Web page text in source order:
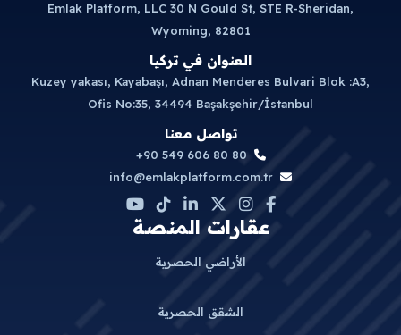
Emlak Platform, LLC 30 N Gould St, STE R-Sheridan,
Wyoming, 82801
العنوان في تركيا
Kuzey yakası, Kayabaşı, Adnan Menderes Bulvari Blok :A3,
Ofis No:35, 34494 Başakşehir/İstanbul
تواصل معنا
+90 549 606 80 80
info@emlakplatform.com.tr
عقارات المنصة
الأراضي الحصرية
الشقق الحصرية